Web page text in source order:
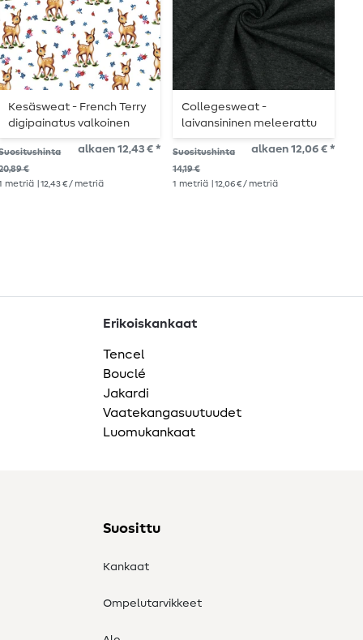
Kesäsweat - French Terry
digipainatus valkoinen
kaurisvasen silmukkakuvio
€
alkaen 12,43 € *
metriä | 12,43 € / metriä
Collegesweat -
laivansininen meleerattu
075 harjattu
Suositushinta
14,19 €
alkaen 12,06 € *
1 metriä | 12,06 € / metriä
Erikoiskankaat
Tencel
Bouclé
Jakardi
Vaatekangasuutuudet
Luomukankaat
Suosittu
Kankaat
Ompelutarvikkeet